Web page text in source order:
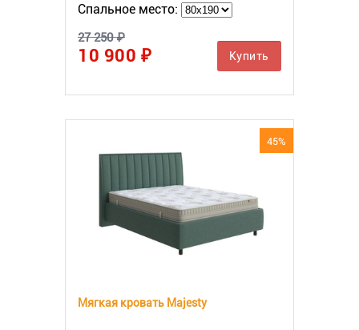
Спальное место:
27 250 ₽
10 900 ₽ Купить
45%
Мягкая кровать Majesty